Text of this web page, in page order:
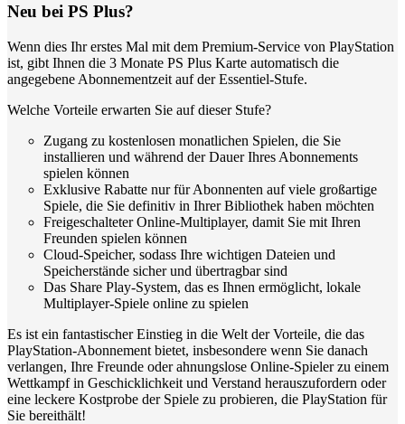
Neu bei PS Plus?
Wenn dies Ihr erstes Mal mit dem Premium-Service von PlayStation
ist, gibt Ihnen die 3 Monate PS Plus Karte automatisch die
angegebene Abonnementzeit auf der Essentiel-Stufe.
Welche Vorteile erwarten Sie auf dieser Stufe?
Zugang zu kostenlosen monatlichen Spielen, die Sie
installieren und während der Dauer Ihres Abonnements
spielen können
Exklusive Rabatte nur für Abonnenten auf viele großartige
Spiele, die Sie definitiv in Ihrer Bibliothek haben möchten
Freigeschalteter Online-Multiplayer, damit Sie mit Ihren
Freunden spielen können
Cloud-Speicher, sodass Ihre wichtigen Dateien und
Speicherstände sicher und übertragbar sind
Das Share Play-System, das es Ihnen ermöglicht, lokale
Multiplayer-Spiele online zu spielen
Es ist ein fantastischer Einstieg in die Welt der Vorteile, die das
PlayStation-Abonnement bietet, insbesondere wenn Sie danach
verlangen, Ihre Freunde oder ahnungslose Online-Spieler zu einem
Wettkampf in Geschicklichkeit und Verstand herauszufordern oder
eine leckere Kostprobe der Spiele zu probieren, die PlayStation für
Sie bereithält!